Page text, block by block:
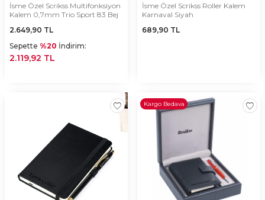
İsme Özel Scrikss Multifonksiyon
Kalem 0,7mm Trio Sport 83 Bej
2.649,90 TL
Sepette %20 İndirim:
2.119,92 TL
İsme Özel Scrikss Roller Kalem
Karnaval Siyah
689,90 TL
Kargo Bedava